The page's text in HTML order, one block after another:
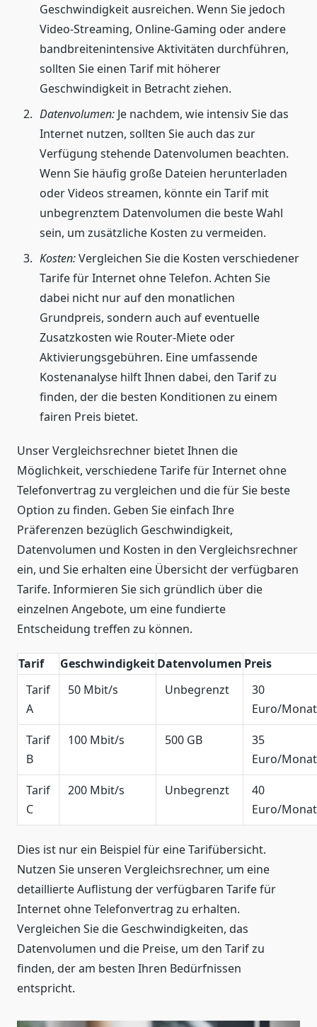
Geschwindigkeit ausreichen. Wenn Sie jedoch
Video-Streaming, Online-Gaming oder andere
bandbreitenintensive Aktivitäten durchführen,
sollten Sie einen Tarif mit höherer
Geschwindigkeit in Betracht ziehen.
Datenvolumen: Je nachdem, wie intensiv Sie das
Internet nutzen, sollten Sie auch das zur
Verfügung stehende Datenvolumen beachten.
Wenn Sie häufig große Dateien herunterladen
oder Videos streamen, könnte ein Tarif mit
unbegrenztem Datenvolumen die beste Wahl
sein, um zusätzliche Kosten zu vermeiden.
Kosten:Vergleichen Sie die Kosten verschiedener
Tarife für Internet ohne Telefon. Achten Sie
dabei nicht nur auf den monatlichen
Grundpreis, sondern auch auf eventuelle
Zusatzkosten wie Router-Miete oder
Aktivierungsgebühren. Eine umfassende
Kostenanalyse hilft Ihnen dabei, den Tarif zu
finden, der die besten Konditionen zu einem
fairen Preis bietet.
Unser Vergleichsrechner bietet Ihnen die
Möglichkeit, verschiedene Tarife für Internet ohne
Telefonvertrag zu vergleichen und die für Sie beste
Option zu finden. Geben Sie einfach Ihre
Präferenzen bezüglich Geschwindigkeit,
Datenvolumen und Kosten in den Vergleichsrechner
ein, und Sie erhalten eine Übersicht der verfügbaren
Tarife. Informieren Sie sich gründlich über die
einzelnen Angebote, um eine fundierte
Entscheidung treffen zu können.
Tarif GeschwindigkeitDatenvolumen Preis
Tarif
A
50 Mbit/s Unbegrenzt
30
Euro/Monat
Tarif
B
100 Mbit/s 500 GB
35
Euro/Monat
Tarif
C
200 Mbit/s Unbegrenzt
40
Euro/Monat
Dies ist nur ein Beispiel für eine Tarifübersicht.
Nutzen Sie unseren Vergleichsrechner, um eine
detaillierte Auflistung der verfügbaren Tarife für
Internet ohne Telefonvertrag zu erhalten.
Vergleichen Sie die Geschwindigkeiten, das
Datenvolumen und die Preise, um den Tarif zu
finden, der am besten Ihren Bedürfnissen
entspricht.